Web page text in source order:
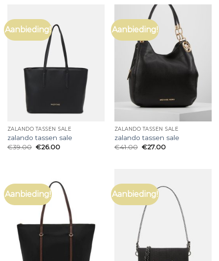
Aanbieding!
ZALANDO TASSEN SALE
zalando tassen sale
€39.00 €26.00
Aanbieding!
ZALANDO TASSEN SALE
zalando tassen sale
€41.00 €27.00
Aanbieding! Aanbieding!